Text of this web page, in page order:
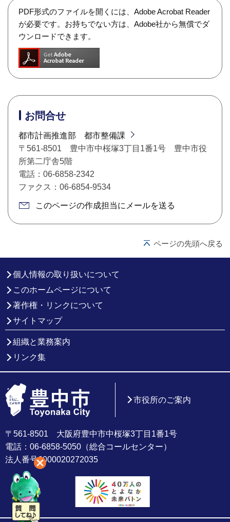
PDF形式のファイルを開くには、Adobe Acrobat Reader
が必要です。お持ちでない方は、Adobe社から無償でダ
ウンロードできます。
お問合せ
都市計画推進部 都市整備課
〒561-8501 豊中市中桜塚3丁目1番1号 豊中市役
所第二庁舎5階
電話：06-6858-2342
ファクス：06-6854-9534
このページの作成担当にメールを送る
ページの先頭へ戻る
個人情報の取り扱いについて
このホームページについて
著作権・リンクについて
サイトマップ
組織と業務案内
リンク集
〒561-8501 大阪府豊中市中桜塚3丁目1番1号
電話：06-6858-5050（総合コールセンター）
法人番号6000020272035
市役所のご案内